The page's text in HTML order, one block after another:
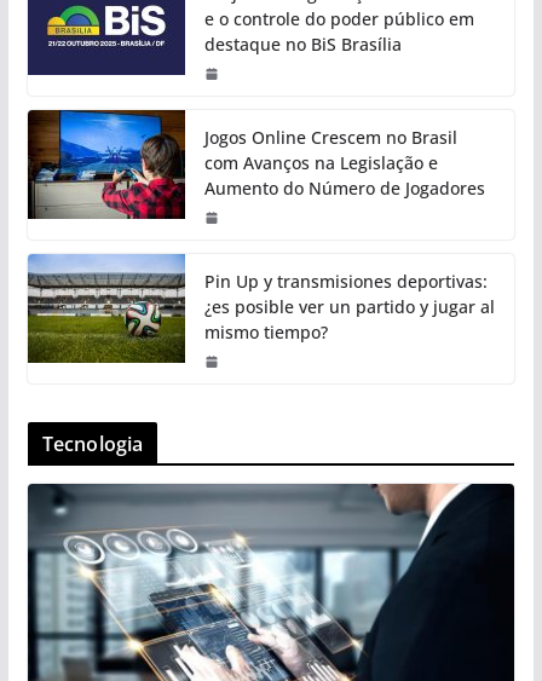
e o controle do poder público em
destaque no BiS Brasília
Jogos Online Crescem no Brasil
com Avanços na Legislação e
Aumento do Número de Jogadores
Pin Up y transmisiones deportivas:
¿es posible ver un partido y jugar al
mismo tiempo?
Tecnologia